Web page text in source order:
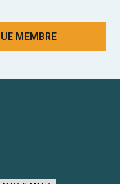
MEMBRE